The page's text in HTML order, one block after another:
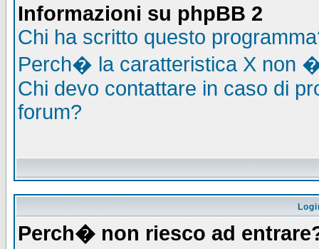
Informazioni su phpBB 2
Chi ha scritto questo
Perch� la caratteristica X non
Chi devo contattare in caso di
forum?
Perch� non riesco ad